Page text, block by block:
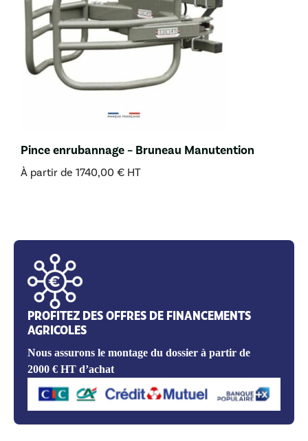
Pince enrubannage – Bruneau Manutention
À partir de 1740,00 € HT
PROFITEZ DES OFFRES DE FINANCEMENTS
AGRICOLES
Nous assurons le montage du dossier à partir de
2000 € HT d’achat